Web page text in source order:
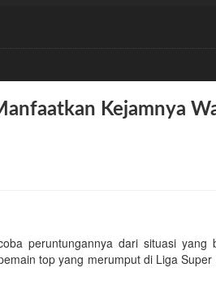
Timor Telecom
Kejamnya
peruntungannya dari situasi yang
top yang merumput di Liga